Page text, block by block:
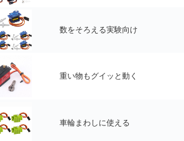
数をそろえる実験向け
重い物もグイッと動く
車輪まわしに使える